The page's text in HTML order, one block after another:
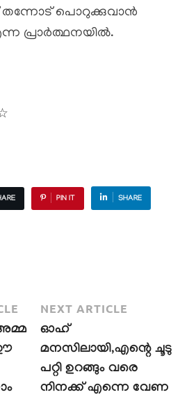
പൊറുക്കുവാൻ
പ്രാർത്ഥനയിൽ.
PIN IT SHARE
NEXT ARTICLE
ഓഹ്
മനസിലായി,എന്റെ ചൂടു
പറ്റി ഉറങ്ങും വരെ
നിനക്ക് എന്നെ വേണ